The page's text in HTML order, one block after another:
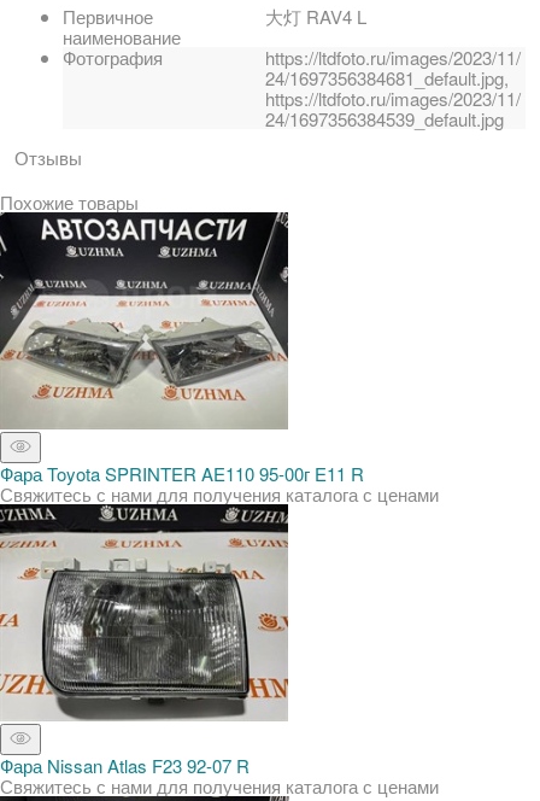
Первичное
наименование
大灯 RAV4 L
Фотография
https://ltdfoto.ru/images/2023/11/
24/1697356384681_default.jpg,
https://ltdfoto.ru/images/2023/11/
24/1697356384539_default.jpg
Отзывы
Похожие товары
Фара Toyota SPRINTER AE110 95-00г E11 R
Свяжитесь с нами для получения каталога с ценами
Фара Nissan Atlas F23 92-07 R
Свяжитесь с нами для получения каталога с ценами